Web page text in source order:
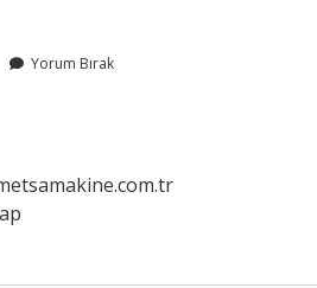
Yorum Bırak